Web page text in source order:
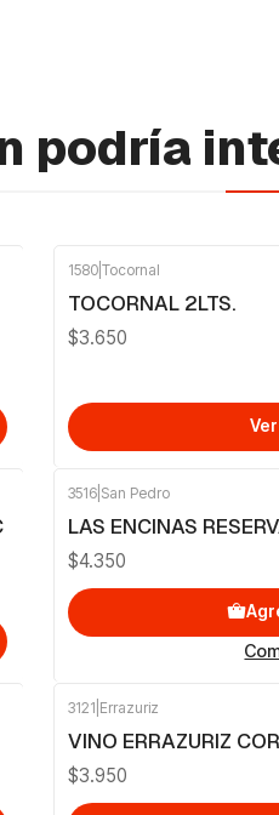
podría
1580| Tocornal
TOCORNAL 2LTS.
$3.650
3516| San Pedro
LAS ENCINAS
$4.350
3121 Errazuriz
VINO ERRAZURIZ
$3.950